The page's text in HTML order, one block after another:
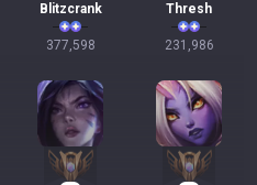
Blitzcrank
377,598
Thresh
231,986